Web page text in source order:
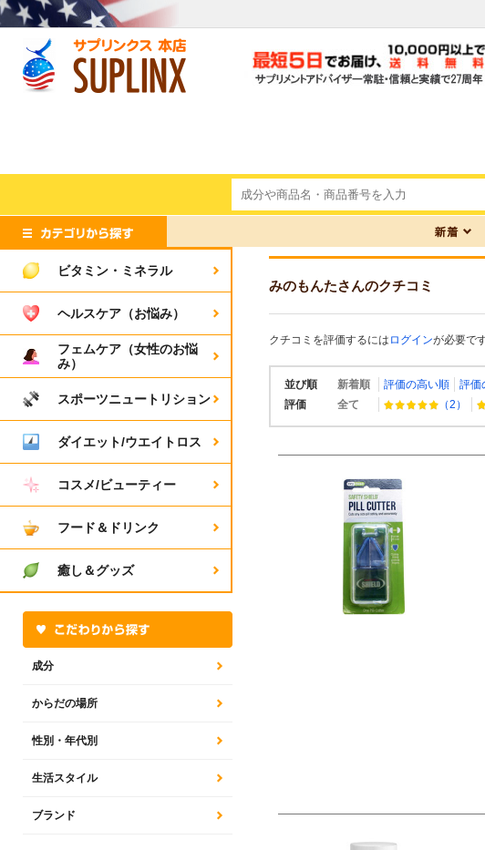
みのもんたさんのクチコミ
クチコミを評価するには ログインが必要です
並び順 新着順 評価の高い順 評価
評価
全て （2）
ビタミン・ミネラル
ヘルスケア（お悩み）
フェムケア（女性のお悩
み）
スポーツニュートリション
ダイエット/ウエイトロス
コスメ/ビューティー
フード＆ドリンク
癒し＆グッズ
成分
からだの場所
性別・年代別
生活スタイル
ブランド